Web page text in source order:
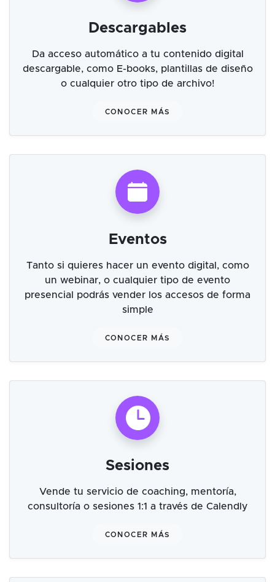
Descargables
Da acceso automático a tu contenido digital
descargable, como E-books, plantillas de diseño
o cualquier otro tipo de archivo!
CONOCER MÁS
Eventos
Tanto si quieres hacer un evento digital, como
un webinar, o cualquier tipo de evento
presencial podrás vender los accesos de forma
simple
CONOCER MÁS
Sesiones
Vende tu servicio de coaching, mentoría,
consultoría o sesiones 1:1 a través de Calendly
CONOCER MÁS